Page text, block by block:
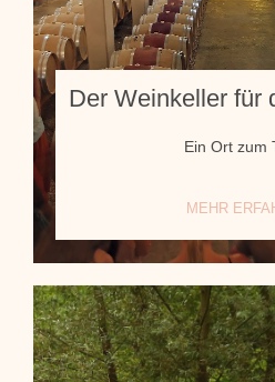
Der Weinkeller für
Ein Ort zum
MEHR